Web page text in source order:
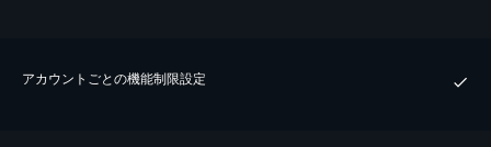
アカウントごとの機能制限設定